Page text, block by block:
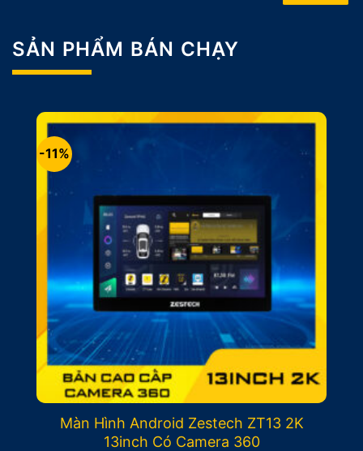
SẢN PHẨM BÁN CHẠY
-11%
Màn Hình Android Zestech ZT13 2K
13inch Có Camera 360